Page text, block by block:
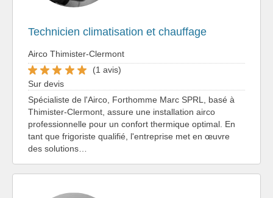
Technicien climatisation et chauffage
Airco Thimister-Clermont
(1 avis)
Sur devis
Spécialiste de l'Airco, Forthomme Marc SPRL, basé à
Thimister-Clermont, assure une installation airco
professionnelle pour un confort thermique optimal. En
tant que frigoriste qualifié, l'entreprise met en œuvre
des solutions…